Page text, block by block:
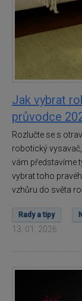
Jak vybrat
průvodce
Rozlučte se s
robotický
vám představíme
vybrat toho
vzhůru do světa
Rady a tipy
13. 01. 2026